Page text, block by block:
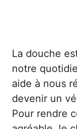
La douche
notre
aide à nous
devenir un
Pour rendre